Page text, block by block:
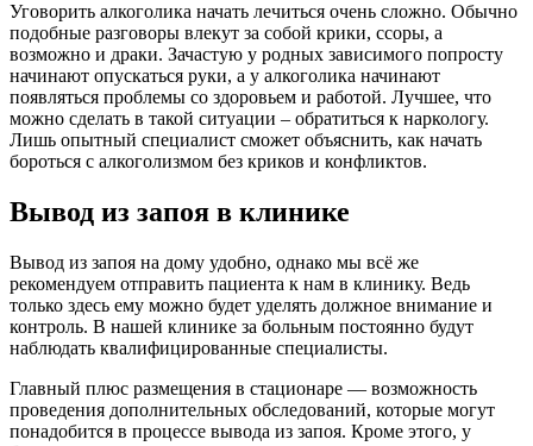
Уговорить алкоголика начать лечиться очень сложно. Обычно
подобные разговоры влекут за собой крики, ссоры, а
возможно и драки. Зачастую у родных зависимого попросту
начинают опускаться руки, а у алкоголика начинают
появляться проблемы со здоровьем и работой. Лучшее, что
можно сделать в такой ситуации – обратиться к наркологу.
Лишь опытный специалист сможет объяснить, как начать
бороться с алкоголизмом без криков и конфликтов.
Вывод из запоя в клинике
Вывод из запоя на дому удобно, однако мы всё же
рекомендуем отправить пациента к нам в клинику. Ведь
только здесь ему можно будет уделять должное внимание и
контроль. В нашей клинике за больным постоянно будут
наблюдать квалифицированные специалисты.
Главный плюс размещения в стационаре — возможность
проведения дополнительных обследований, которые могут
понадобится в процессе вывода из запоя. Кроме этого, у